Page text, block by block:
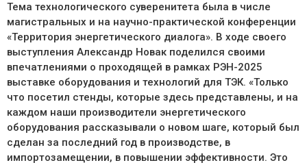
Тема технологического суверенитета была в числе
магистральных и на научно-практической конференции
«Территория энергетического диалога». В ходе своего
выступления Александр Новак поделился своими
впечатлениями о проходящей в рамках РЭН-2025
выставке оборудования и технологий для ТЭК. «Только
что посетил стенды, которые здесь представлены, и на
каждом наши производители энергетического
оборудования рассказывали о новом шаге, который был
сделан за последний год в производстве, в
импортозамещении, в повышении эффективности. Это